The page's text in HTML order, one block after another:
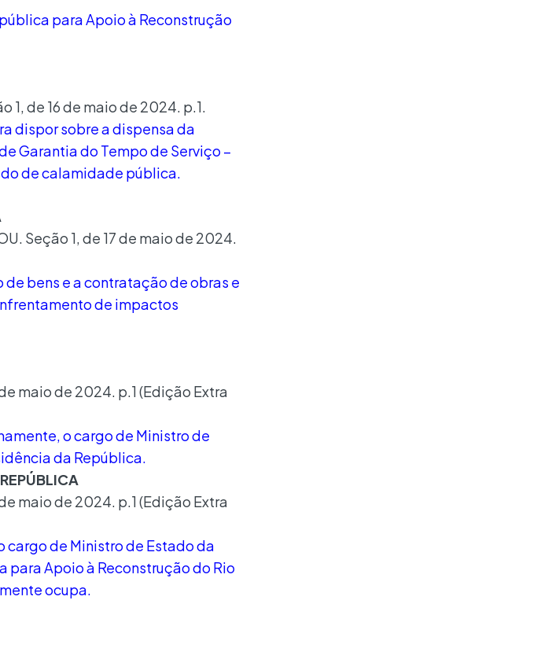
para Apoio à Reconstrução
1, de 16 de maio de 2024. p.1.
dispor sobre a dispensa da
Garantia do Tempo de Serviço –
de calamidade pública.
Seção 1, de 17 de maio de 2024.
bens e a contratação de obras e
de impactos
maio de 2024. p.1 (Edição Extra
o cargo de Ministro de
da República.
maio de 2024. p.1 (Edição Extra
cargo de Ministro de Estado da
Apoio à Reconstrução do Rio
ocupa.